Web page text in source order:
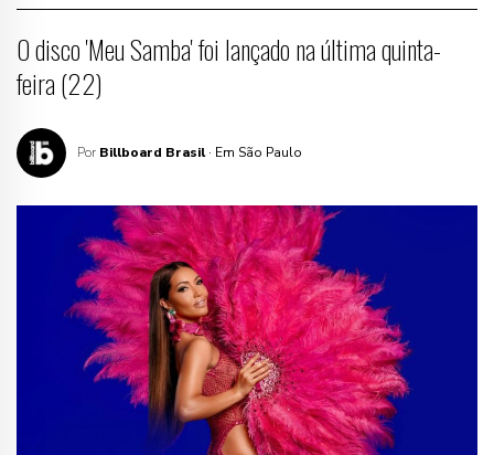
O disco 'Meu Samba' foi lançado na última quinta-
feira (22)
Por Billboard Brasil · Em São Paulo